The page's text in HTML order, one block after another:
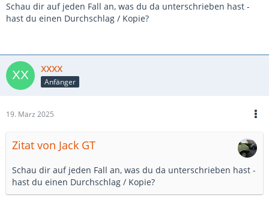
Schau dir auf jeden Fall an, was du da unterschrieben hast -
hast du einen Durchschlag / Kopie?
xxxx
Anfänger
19. März 2025
Zitat von Jack GT
Schau dir auf jeden Fall an, was du da unterschrieben hast -
hast du einen Durchschlag / Kopie?